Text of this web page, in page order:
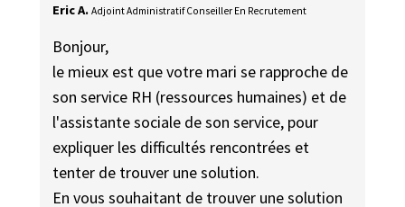
Eric A. Adjoint Administratif Conseiller En Recrutement
Bonjour,
le mieux est que votre mari se rapproche de
son service RH (ressources humaines) et de
l'assistante sociale de son service, pour
expliquer les difficultés rencontrées et
tenter de trouver une solution.
En vous souhaitant de trouver une solution